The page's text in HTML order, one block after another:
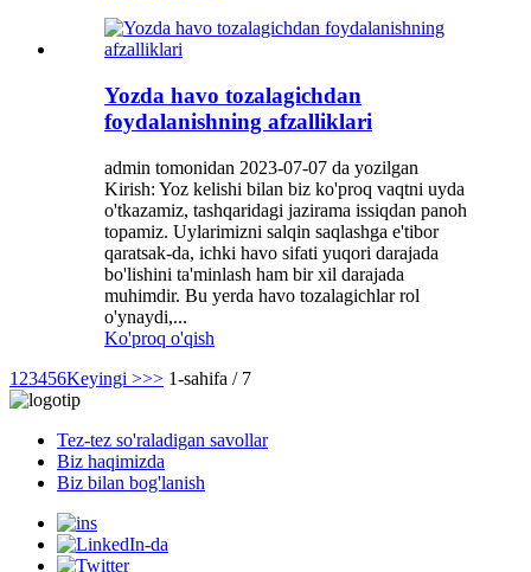
Yozda havo tozalagichdan
foydalanishning afzalliklari
admin tomonidan 2023-07-07 da yozilgan
Kirish: Yoz kelishi bilan biz ko'proq vaqtni uyda
o'tkazamiz, tashqaridagi jazirama issiqdan panoh
topamiz. Uylarimizni salqin saqlashga e'tibor
qaratsak-da, ichki havo sifati yuqori darajada
bo'lishini ta'minlash ham bir xil darajada
muhimdir. Bu yerda havo tozalagichlar rol
o'ynaydi,...
Ko'proq o'qish
1 23456Keyingi >>> 1-sahifa / 7
Tez-tez so'raladigan savollar
Biz haqimizda
Biz bilan bog'lanish